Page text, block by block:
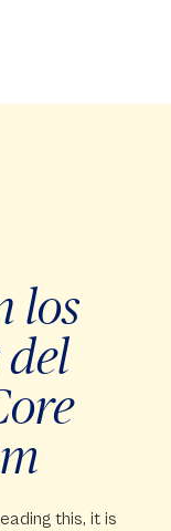
los
del
this, it is